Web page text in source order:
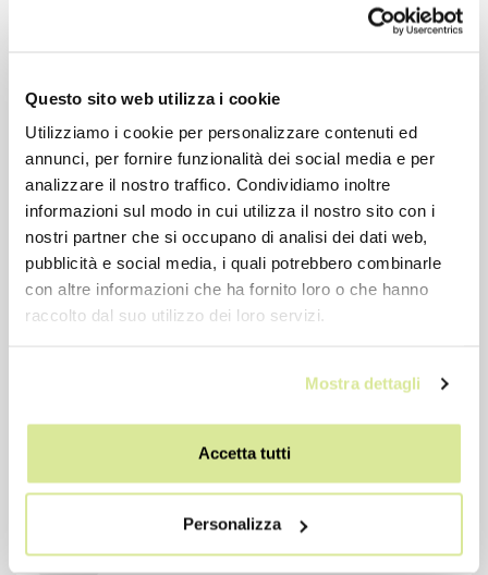
Questo sito web utilizza i cookie
Utilizziamo i cookie per personalizzare contenuti ed
annunci, per fornire funzionalità dei social media e per
analizzare il nostro traffico. Condividiamo inoltre
informazioni sul modo in cui utilizza il nostro sito con i
nostri partner che si occupano di analisi dei dati web,
pubblicità e social media, i quali potrebbero combinarle
con altre informazioni che ha fornito loro o che hanno
raccolto dal suo utilizzo dei loro servizi.
Mostra dettagli
Accetta tutti
Personalizza
€ 1,85